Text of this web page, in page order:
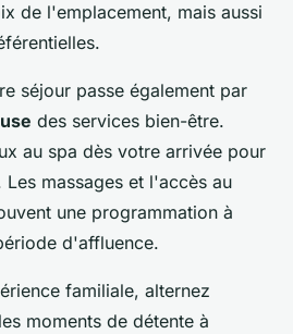
de l'emplacement, mais aussi
séjour passe également par
des services bien-être.
au spa dès votre arrivée pour
massages et l'accès au
une programmation à
d'affluence.
familiale, alternez
moments de détente à